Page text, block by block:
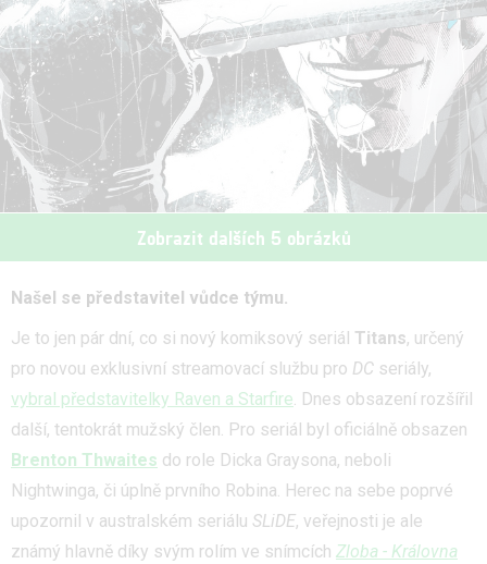
Zobrazit dalších 5 obrázků
Našel se představitel vůdce týmu.
Je to jen pár dní, co si nový komiksový seriál Titans, určený
pro novou exklusivní streamovací službu pro DC seriály,
vybral představitelky Raven a Starfire. Dnes obsazení rozšířil
další, tentokrát mužský člen. Pro seriál byl oficiálně obsazen
Brenton Thwaites do role Dicka Graysona, neboli
Nightwinga, či úplně prvního Robina. Herec na sebe poprvé
upozornil v australském seriálu SLiDE, veřejnosti je ale
známý hlavně díky svým rolím ve snímcích Zloba - Královna